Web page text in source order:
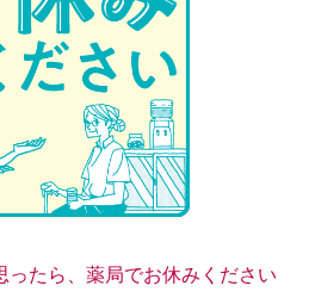
たら、薬局でお休みください